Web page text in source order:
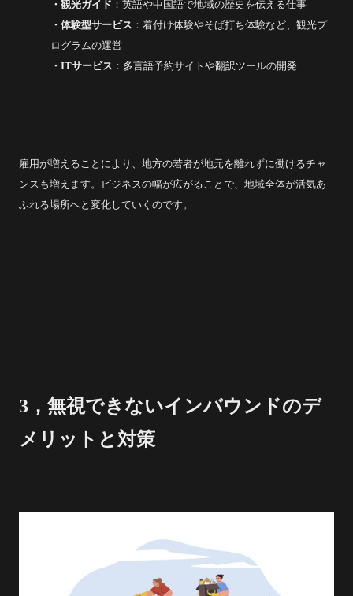
・観光ガイド ：英語や中国語で地域の歴史を伝える仕事
・体験型サービス ：着付け体験やそば打ち体験など、観光プ
ログラムの運営
・ITサービス ：多言語予約サイトや翻訳ツールの開発
雇用が増えることにより、地方の若者が地元を離れずに働けるチャ
ンスも増えます。ビジネスの幅が広がることで、地域全体が活気あ
ふれる場所へと変化していくのです。
3，無視できないインバウンドのデ
メリットと対策